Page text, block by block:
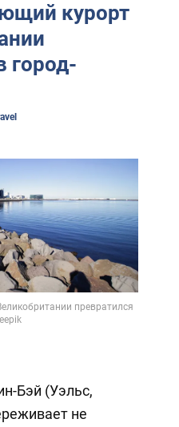
курорт
город-
превратился
Бэй (Уэльс,
не